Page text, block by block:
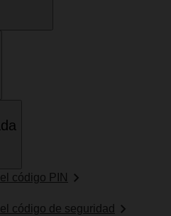
código PIN
código de seguridad